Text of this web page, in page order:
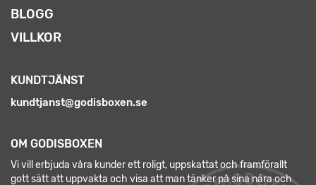
BLOGG
VILLKOR
KUNDTJÄNST
kundtjanst@godisboxen.se
OM GODISBOXEN
Vi vill erbjuda våra kunder ett roligt, uppskattat och framförallt
gott sätt att uppvakta och visa att man tänker på sina nära och